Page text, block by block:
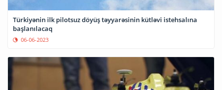
Türkiyənin ilk pilotsuz döyüş təyyarəsinin kütləvi istehsalına
başlanılacaq
06-06-2023